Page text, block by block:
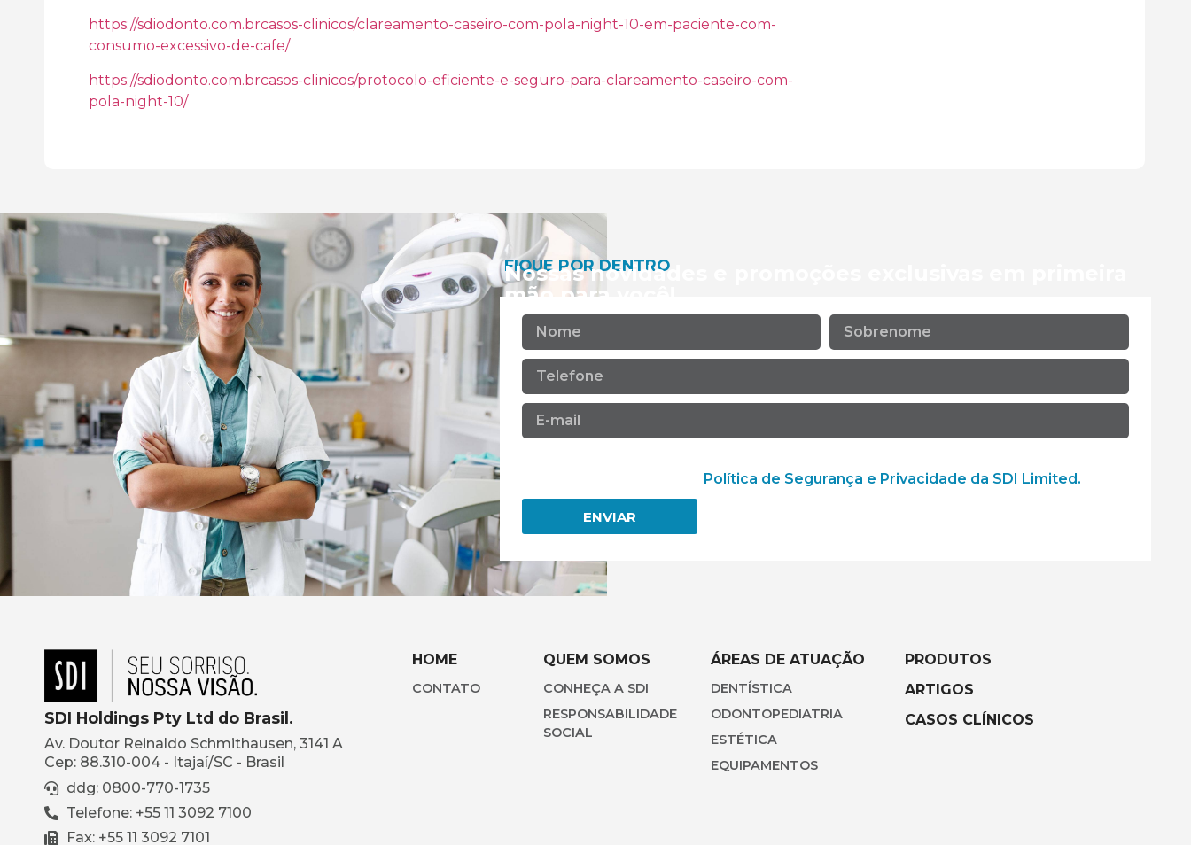
https://sdiodonto.com.brcasos-clinicos/clareamento-caseiro-com-pola-night-10-em-paciente-com-
consumo-excessivo-de-cafe/
https://sdiodonto.com.brcasos-clinicos/protocolo-eficiente-e-seguro-para-clareamento-caseiro-com-
pola-night-10/
FIQUE POR DENTRO
Nossas novidades e promoções exclusivas em primeira
mão para você!
Política de Segurança e Privacidade da SDI Limited.
ENVIAR
SDI Holdings Pty Ltd do Brasil.
Av. Doutor Reinaldo Schmithausen, 3141 A
Cep: 88.310-004 - Itajaí/SC - Brasil
ddg: 0800-770-1735
Telefone: +55 11 3092 7100
Fax: +55 11 3092 7101
HOME
CONTATO
QUEM SOMOS
CONHEÇA A SDI
RESPONSABILIDADE
SOCIAL
ÁREAS DE ATUAÇÃO
DENTÍSTICA
ODONTOPEDIATRIA
ESTÉTICA
EQUIPAMENTOS
PRODUTOS
ARTIGOS
CASOS CLÍNICOS